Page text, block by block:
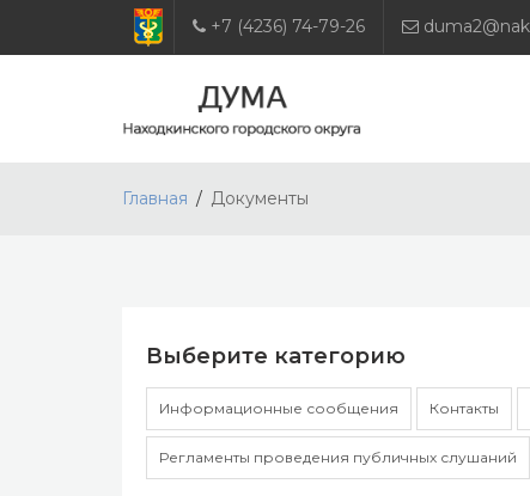
+7 (4236) 74-79-26
Главная Документы
Выберите категорию
Информационные сообщения Контакты
Регламенты проведения публичных слушаний